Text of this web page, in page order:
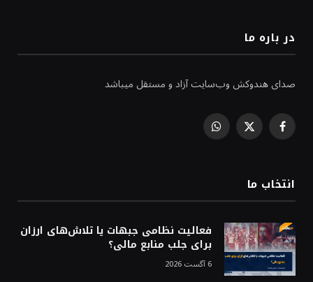
در باره ما
صدای هندوکش وب‌سایت آزاد و مستقل میباشد
Facebook
X
WhatsApp
انتخاب ما
فعالیت نظامی جبهات یا تلاش‌های ارزان
برای جلب منابع مالی؟
6 آگست 2026